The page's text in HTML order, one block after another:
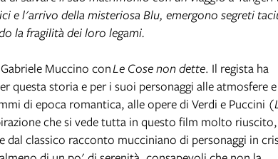
e l'arrivo della misteriosa Blu, emergono segreti
la fragilità dei loro legami.
Muccino conLe Cose non dette. Il regista ha
questa storia e per i suoi personaggi alle atmosfere
di epoca romantica, alle opere di Verdi e Puccini (
che si vede tutta in questo film molto riuscito,
classico racconto mucciniano di personaggi in